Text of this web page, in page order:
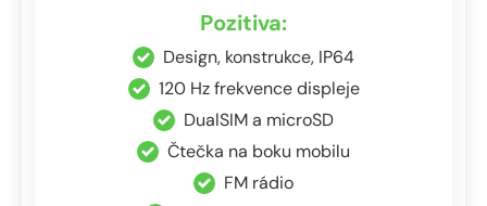
Pozitiva:
Design, konstrukce, IP64
120 Hz frekvence displeje
DualSIM a microSD
Čtečka na boku mobilu
FM rádio